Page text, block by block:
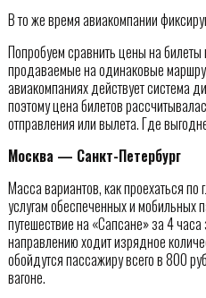
В то же время авиакомпании
Попробуем сравнить цены на
продаваемые на одинаковые
авиакомпаниях действует система
поэтому цена билетов
отправления или вылета. Где
Москва — Санкт-Петербург
Масса вариантов, как проехаться по
услугам обеспеченных и
путешествие на «Сапсане» за 4
направлению ходит изрядное
обойдутся пассажиру всего в 800
вагоне.